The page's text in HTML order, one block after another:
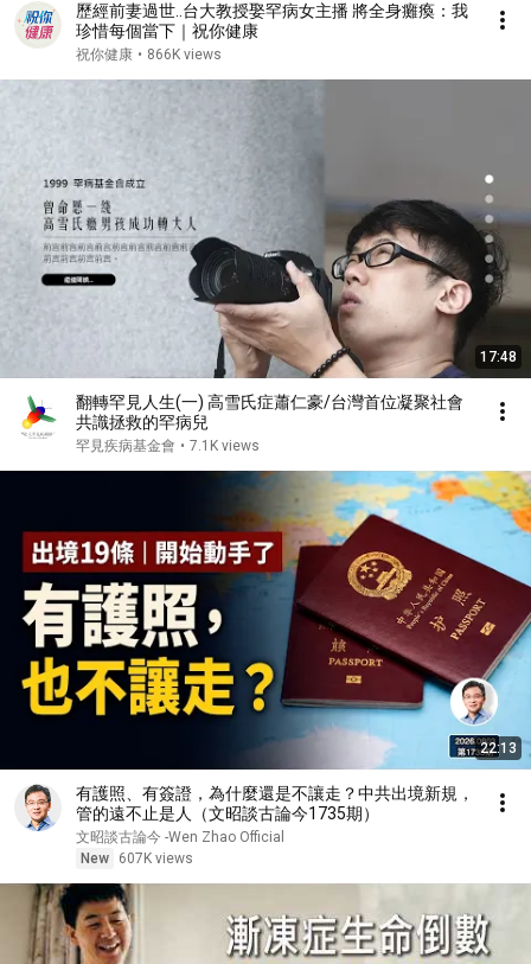
歷經前妻過世..台大教授娶罕病女主播 將全身癱瘓：我
珍惜每個當下｜祝你健康
祝你健康 • 866K views
17:48
翻轉罕見人生(一) 高雪氏症蕭仁豪/台灣首位凝聚社會
共識拯救的罕病兒
罕見疾病基金會 • 7.1K views
22:13
有護照、有簽證，為什麼還是不讓走？中共出境新規，
管的遠不止是人（文昭談古論今1735期）
文昭談古論今 -Wen Zhao Official
New
607K views